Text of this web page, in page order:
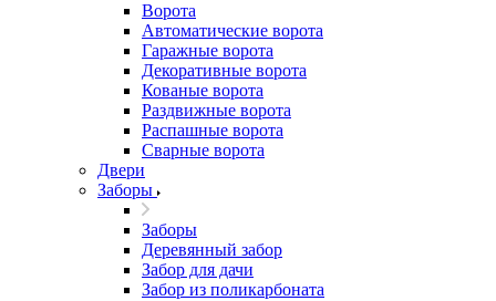
Ворота
Автоматические ворота
Гаражные ворота
Декоративные ворота
Кованые ворота
Раздвижные ворота
Распашные ворота
Сварные ворота
Двери
Заборы
Заборы
Деревянный забор
Забор для дачи
Забор из поликарбоната